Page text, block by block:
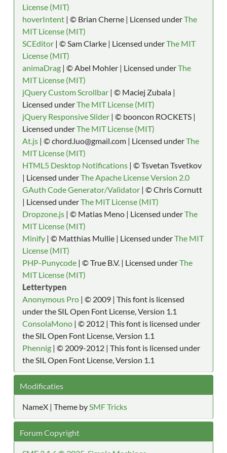
License (MIT)
hoverIntent | © Brian Cherne | Licensed underThe
MIT License (MIT)
SCEditor | © Sam Clarke | Licensed underThe MIT
License (MIT)
animaDrag | © Abel Mohler | Licensed underThe
MIT License (MIT)
jQuery Custom Scrollbar | © Maciej Zubala |
Licensed underThe MIT License (MIT)
jQuery Responsive Slider | © booncon ROCKETS |
Licensed underThe MIT License (MIT)
At.js | © chord.luo@gmail.com | Licensed underThe
MIT License (MIT)
HTML5 Desktop Notifications | © Tsvetan Tsvetkov
| Licensed underThe Apache License Version 2.0
GAuth Code Generator/Validator | © Chris Cornutt
| Licensed underThe MIT License (MIT)
Dropzone.js | © Matias Meno | Licensed underThe
MIT License (MIT)
Minify | © Matthias Mullie | Licensed underThe MIT
License (MIT)
PHP-Punycode | © True B.V. | Licensed underThe
MIT License (MIT)
Lettertypen
Anonymous Pro | © 2009 | This font is licensed
under the SIL Open Font License, Version 1.1
ConsolaMono | © 2012 | This font is licensed under
the SIL Open Font License, Version 1.1
Phennig | © 2009-2012 | This font is licensed under
the SIL Open Font License, Version 1.1
Modificaties
NameX | Theme bySMF Tricks
Forum Copyright